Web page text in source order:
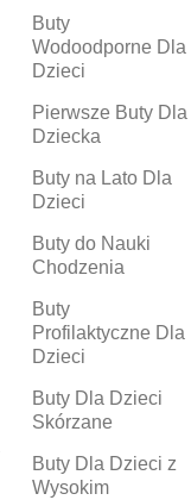
Buty
Wodoodporne Dla
Dzieci
Pierwsze Buty Dla
Dziecka
Buty na Lato Dla
Dzieci
Buty do Nauki
Chodzenia
Buty
Profilaktyczne Dla
Dzieci
Buty Dla Dzieci
Skórzane
Buty Dla Dzieci z
Wysokim